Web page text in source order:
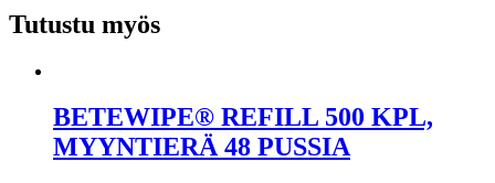
KPL
Tutustu myös
BETEWIPE® REFILL 500 KPL,
MYYNTIERÄ 48 PUSSIA